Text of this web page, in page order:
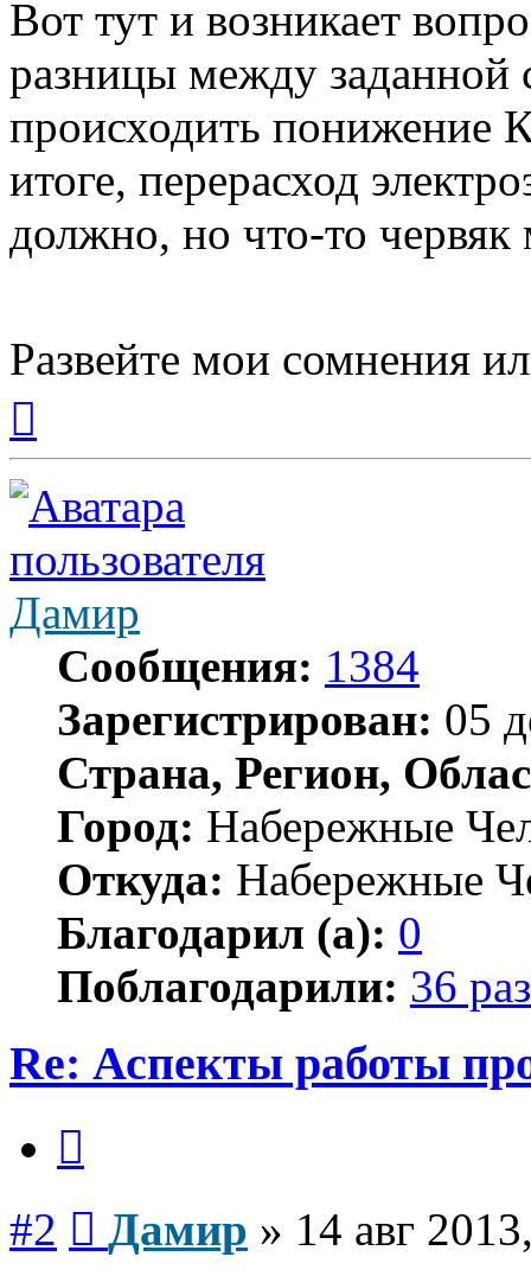
Вот тут и возникает
разницы между заданной
происходить понижение
итоге, перерасход
должно, но что-то червяк
Развейте мои сомнения
началу
Дамир
Сообщения: 1384
Зарегистрирован: 05
Страна, Регион,
Город: Набережные
Откуда: Набережные
Благодарил (а): 0
Поблагодарили: 36 раз
Re: Аспекты работы
#2 Дамир » 14 авг